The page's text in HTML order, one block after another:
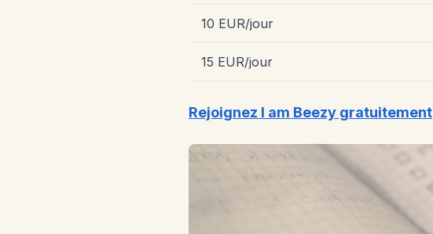
10 EUR/jour
15 EUR/jour
Rejoignez I am Beezy gratuitement